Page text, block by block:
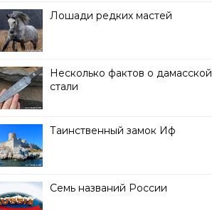
Лошади редких мастей
Несколько фактов о дамасской
стали
Таинственный замок Иф
Семь названий России